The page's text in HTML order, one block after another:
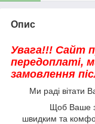
Опис
Увага!!! Сайт
передоплаті,
замовлення
Ми раді вітати
Щоб Ваше
швидким та